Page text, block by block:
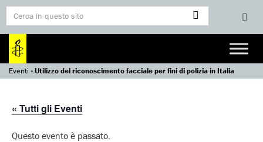
Eventi »Utilizzo del riconoscimento facciale per fini di polizia in Italia
« Tutti gli Eventi
Questo evento è passato.